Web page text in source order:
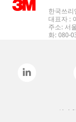
한국쓰리
대표자 :
주소: 서
화: 080-
상기